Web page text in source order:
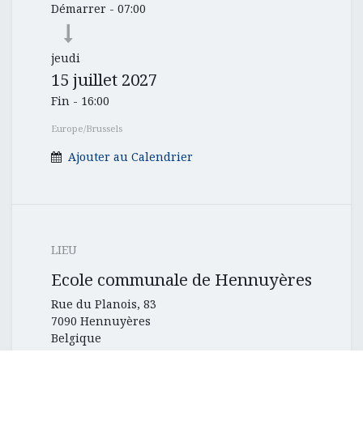
Démarrer - 07:00
jeudi
15 juillet 2027
Fin - 16:00
Europe/Brussels
Ajouter au Calendrier
LIEU
Ecole communale de Hennuyères
Rue du Planois, 83
7090 Hennuyères
Belgique